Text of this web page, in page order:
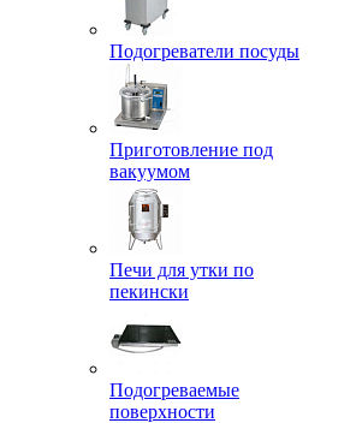
Подогреватели посуды
Приготовление под
вакуумом
Печи для утки по
пекински
Подогреваемые
поверхности